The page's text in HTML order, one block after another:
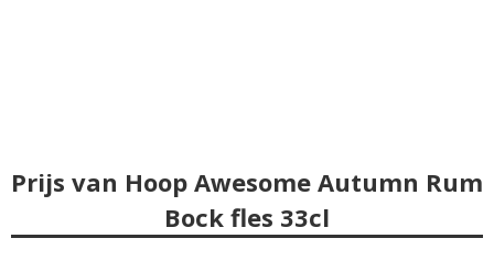
Prijs van Hoop Awesome Autumn Rum
Bock fles 33cl